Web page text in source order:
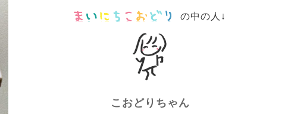
の中の人↓
こおどりちゃん